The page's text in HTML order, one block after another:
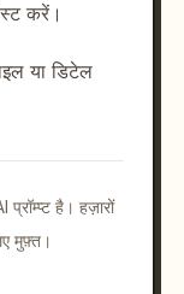
करें।
या डिटेल
है। हज़ारों
मुफ़्त।